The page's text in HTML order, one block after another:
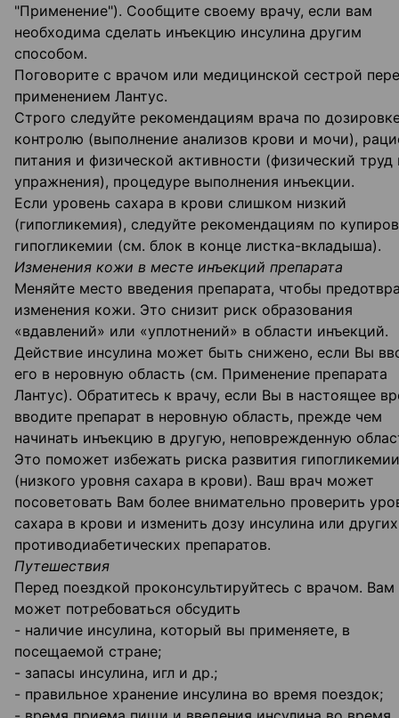
"Применение"). Сообщите своему врачу, если вам
необходима сделать инъекцию инсулина другим
способом.
Поговорите с врачом или медицинской сестрой
применением Лантус.
Строго следуйте рекомендациям врача по
контролю (выполнение анализов крови и мочи),
питания и физической активности (физический труд
упражнения), процедуре выполнения инъекции.
Если уровень сахара в крови слишком низкий
(гипогликемия), следуйте рекомендациям по
гипогликемии (см. блок в конце листка-вкладыша).
Изменения кожи в месте инъекций препарата
Меняйте место введения препарата, чтобы
изменения кожи. Это снизит риск образования
«вдавлений» или «уплотнений» в области инъекций.
Действие инсулина может быть снижено, если Вы
его в неровную область (см. Применение препарата
Лантус). Обратитесь к врачу, если Вы в настоящее
вводите препарат в неровную область, прежде чем
начинать инъекцию в другую, неповрежденную
Это поможет избежать риска развития гипогликемии
(низкого уровня сахара в крови). Ваш врач может
посоветовать Вам более внимательно проверить
сахара в крови и изменить дозу инсулина или других
противодиабетических препаратов.
Путешествия
Перед поездкой проконсультируйтесь с врачом. Вам
может потребоваться обсудить
- наличие инсулина, который вы применяете, в
посещаемой стране;
- запасы инсулина, игл и др.;
- правильное хранение инсулина во время поездок;